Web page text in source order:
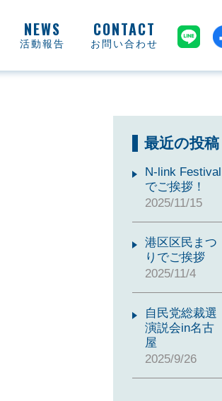
活動報告 お問い合わせ
最近の投稿
N-link Festival
でご挨拶！
2025/11/15
港区区民まつ
りでご挨拶
2025/11/4
自民党総裁選
演説会in名古
屋
2025/9/26